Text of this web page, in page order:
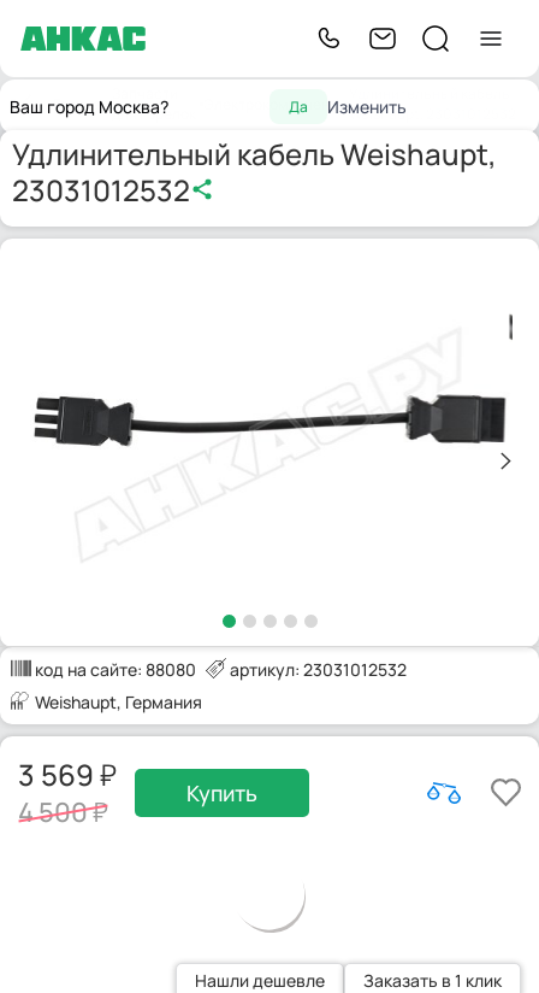
Ваш город Москва? Да Изменить
Главнаядля горелок
ЭлектрокомпонентыWeishaupt, 23031012532
Удлинительный кабель Weishaupt,
23031012532
код на сайте: 88080
артикул: 23031012532
Weishaupt, Германия
3 569
4 500
Купить
Нашли дешевле Заказать в 1 клик